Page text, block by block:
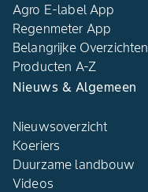
Agro E-label App
Regenmeter App
Belangrijke Overzichten
Producten A-Z
Nieuws & Algemeen
Nieuwsoverzicht
Koeriers
Duurzame landbouw
Videos